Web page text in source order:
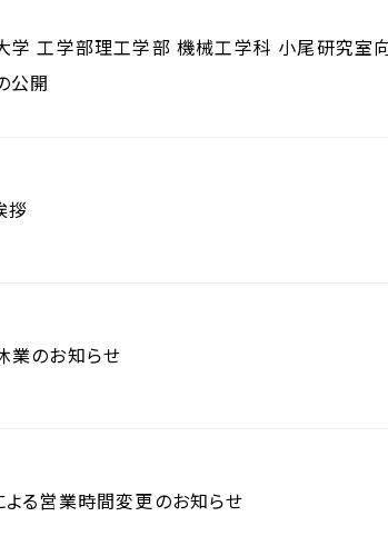
学 工学部理工学部 機械工学科 小尾研究室
公開
拶
業のお知らせ
よる営業時間変更のお知らせ